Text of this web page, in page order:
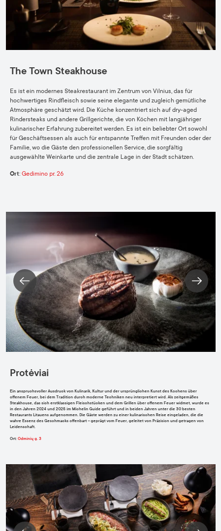
The Town Steakhouse
Es ist ein modernes Steakrestaurant im Zentrum von Vilnius, das für
hochwertiges Rindfleisch sowie seine elegante und zugleich gemütliche
Atmosphäre geschätzt wird. Die Küche konzentriert sich auf dry-aged
Rindersteaks und andere Grillgerichte, die von Köchen mit langjähriger
kulinarischer Erfahrung zubereitet werden. Es ist ein beliebter Ort sowohl
für Geschäftsessen als auch für entspannte Treffen mit Freunden oder der
Familie, wo die Gäste den professionellen Service, die sorgfältig
ausgewählte Weinkarte und die zentrale Lage in der Stadt schätzen.
Ort: Gedimino pr. 26
Protėviai
Ein anspruchsvoller Ausdruck von Kulinarik, Kultur und der ursprünglichen Kunst des Kochens über
offenem Feuer, bei dem Tradition durch moderne Techniken neu interpretiert wird. Als zeitgemäßes
Steakhouse, das sich erstklassigen Fleischstücken und dem Grillen über offenem Feuer widmet, wurde es
in den Jahren 2024 und 2025 im Michelin Guide geführt und in beiden Jahren unter die 30 besten
Restaurants Litauens aufgenommen. Die Gäste werden zu einer kulinarischen Reise eingeladen, die die
wahre Essenz des Geschmacks offenbart – geprägt vom Feuer, geleitet von Präzision und getragen von
Leidenschaft.
Ort: Odminių g. 3